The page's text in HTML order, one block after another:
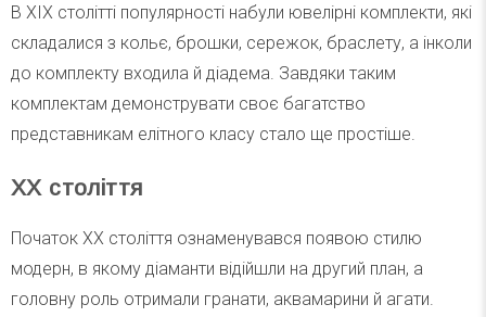
В XIX столітті популярності набули ювелірні комплекти, які
складалися з кольє, брошки, сережок, браслету, а інколи
до комплекту входила й діадема. Завдяки таким
комплектам демонструвати своє багатство
представникам елітного класу стало ще простіше.
ХХ століття
Початок XX століття ознаменувався появою стилю
модерн, в якому діаманти відійшли на другий план, а
головну роль отримали гранати, аквамарини й агати.